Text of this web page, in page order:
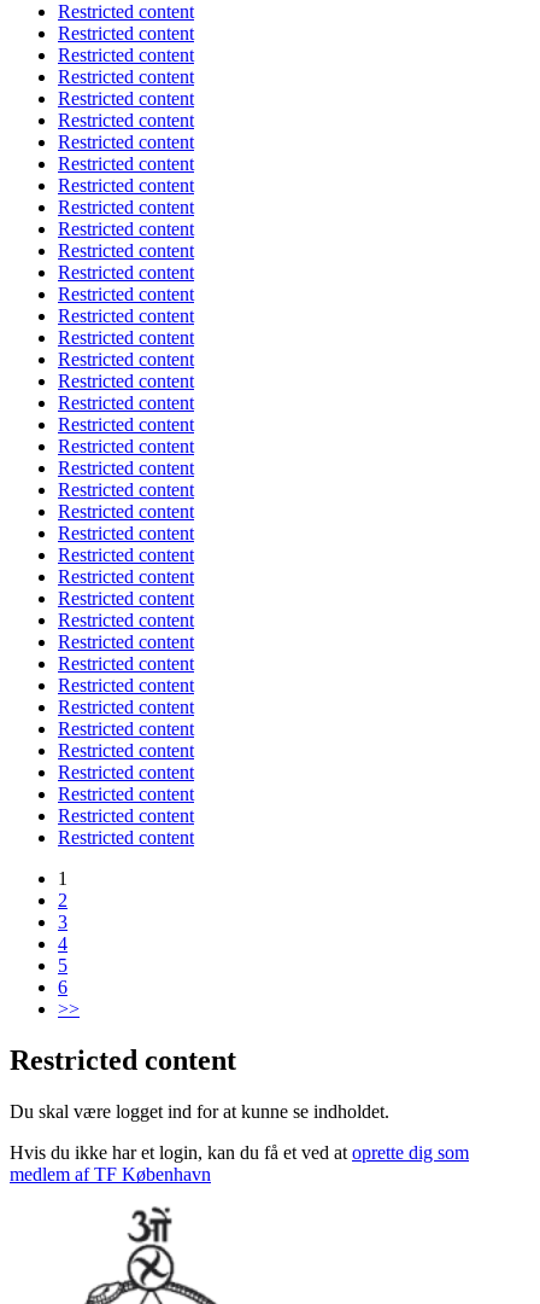
Restricted content
Restricted content
Restricted content
Restricted content
Restricted content
Restricted content
Restricted content
Restricted content
Restricted content
Restricted content
Restricted content
Restricted content
Restricted content
Restricted content
Restricted content
Restricted content
Restricted content
Restricted content
Restricted content
Restricted content
Restricted content
Restricted content
Restricted content
Restricted content
Restricted content
Restricted content
Restricted content
Restricted content
Restricted content
Restricted content
Restricted content
Restricted content
Restricted content
Restricted content
Restricted content
Restricted content
Restricted content
Restricted content
Restricted content
1
2
3
4
5
6
>>
Restricted content
Du skal være logget ind for at kunne se indholdet.
Hvis du ikke har et login, kan du få et ved at oprette dig som
medlem af TF København